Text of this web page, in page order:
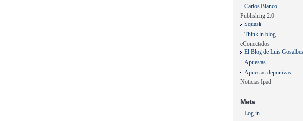
Carlos Blanco
Publishing 2.0
Squash
Think in blog
eConectados
El Blog de Luis Gosalbez
Apuestas
Apuestas deportivas
Noticias Ipad
Meta
Log in